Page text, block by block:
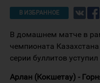
В ИЗБРАННОЕ
В домашнем матче в
чемпионата
серии буллитов
Арлан (Кокшетау) -